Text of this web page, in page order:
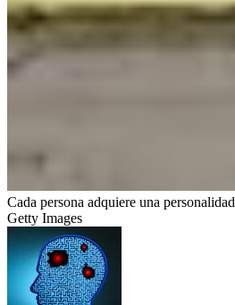
Cada persona adquiere una
Getty Images